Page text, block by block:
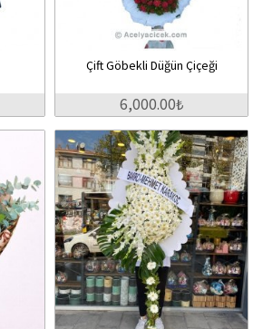
Çift Göbekli Düğün Çiçeği
6,000.00₺